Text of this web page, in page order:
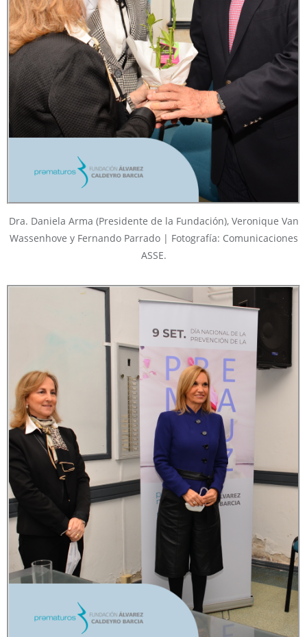
Dra. Daniela Arma (Presidente de la Fundación), Veronique Van
Wassenhove y Fernando Parrado | Fotografía: Comunicaciones
ASSE.